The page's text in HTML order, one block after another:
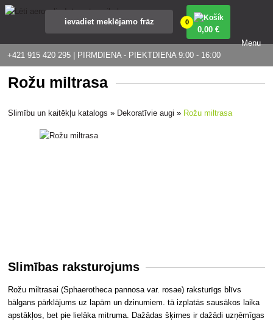
+421 915 420 295 | PIRMDIENA - PIEKTDIENA 9:00 - 16:00
0
0,00 €
Menu
Rožu miltrasa
Slimību un kaitēkļu katalogs » Dekoratīvie augi » Rožu miltrasa
Slimības raksturojums
Rožu miltrasai (Sphaerotheca pannosa var. rosae) raksturīgs blīvs
bālgans pārklājums uz lapām un dzinumiem. tā izplatās sausākos laika
apstākļos, bet pie lielāka mitruma. Dažādas šķirnes ir dažādi uzņēmīgas